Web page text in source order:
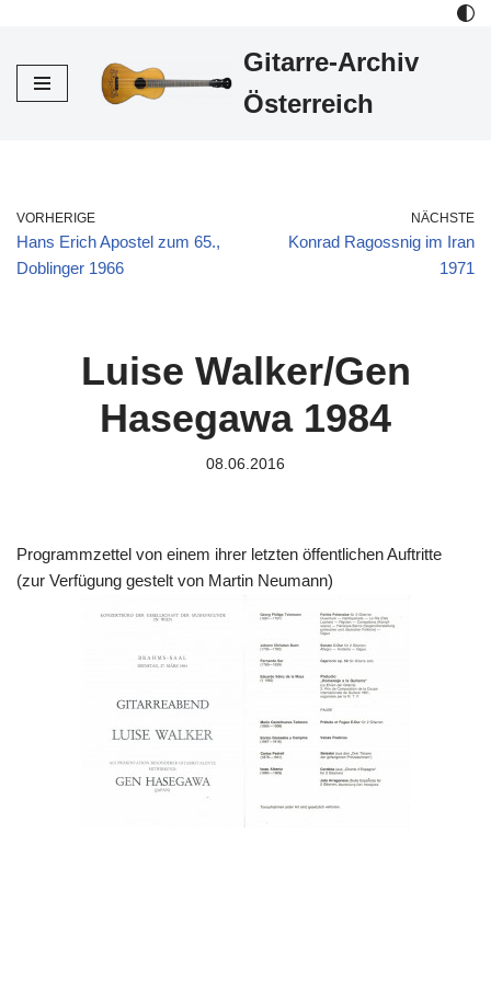
Inhalt
Gitarre-Archiv
Österreich
VORHERIGE
Hans Erich Apostel zum 65.,
Doblinger 1966
NÄCHSTE
Konrad Ragossnig im Iran
1971
Luise Walker/Gen
Hasegawa 1984
08.06.2016
Programmzettel von einem ihrer letzten öffentlichen Auftritte
(zur Verfügung gestelt von Martin Neumann)